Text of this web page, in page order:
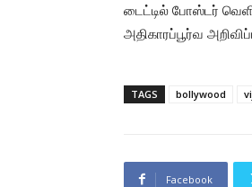
டைட்டில் போஸ்டர்
அதிகாரப்பூர்வ
TAGS bollywood
Facebook